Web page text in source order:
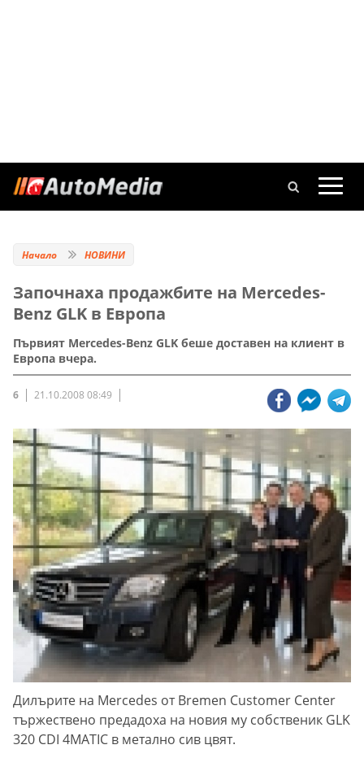
Начало НОВИНИ
Започнаха продажбите на Mercedes-
Benz GLK в Европа
Първият Mercedes-Benz GLK беше доставен на клиент в
Европа вчера.
6 21.10.2008 08:49
Дилърите на Mercedes от Bremen Customer Center
тържествено предадоха на новия му собственик GLK
320 CDI 4MATIC в метално сив цвят.